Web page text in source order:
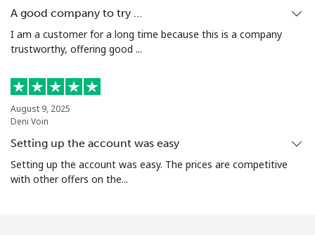
Telefon
⁦6.5c⁩ -
Mobil ⁦41.9c⁩
Telefon
fix
⁦40.9c⁩ 24 min pentru ⁦$10⁩ -
A good company to try …
I am a customer for a long time because this is a company
trustworthy, offering good ...
August 9, 2025
Deni Voin
Setting up the account was easy
Setting up the account was easy. The prices are competitive
with other offers on the...